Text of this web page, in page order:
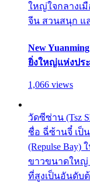
ใหญ่ใจกลางเ
จีน สวนสนุก แ
New
ยิ่งใหญ่แห่งปร
1,066 views
วัดซีซ่าน (Tsz
ชื่อ ฉี่ซ้านจี๋ เป็
(Repulse
ขาวขนาดใหญ่
ที่สูงเป็นอันดับ